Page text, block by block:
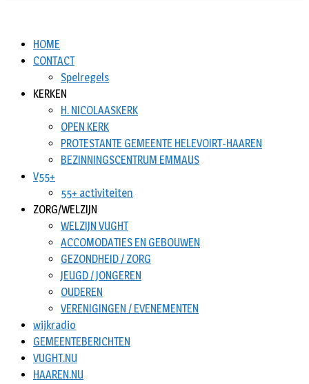
HOME
CONTACT
Spelregels
KERKEN
H. NICOLAASKERK
OPEN KERK
PROTESTANTE GEMEENTE HELEVOIRT-HAAREN
BEZINNINGSCENTRUM EMMAUS
V55+
55+ activiteiten
ZORG/WELZIJN
WELZIJN VUGHT
ACCOMODATIES EN GEBOUWEN
GEZONDHEID / ZORG
JEUGD / JONGEREN
OUDEREN
VERENIGINGEN / EVENEMENTEN
wijkradio
GEMEENTEBERICHTEN
VUGHT.NU
HAAREN.NU